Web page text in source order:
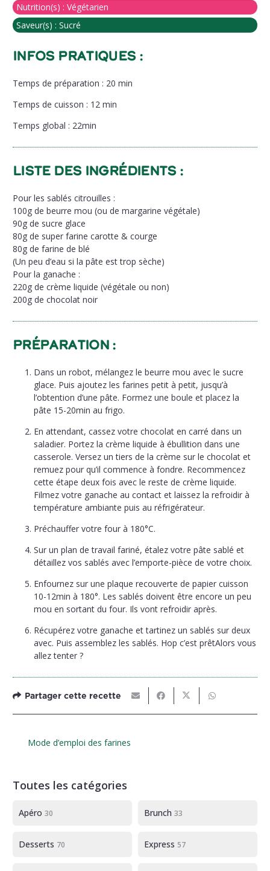
Nutrition(s) : Végétarien
Saveur(s) : Sucré
Infos pratiques :
Temps de préparation : 20 min
Temps de cuisson : 12 min
Temps global : 22min
Liste des ingrédients :
Pour les sablés citrouilles :
100g de beurre mou (ou de margarine végétale)
90g de sucre glace
80g de super farine carotte & courge
80g de farine de blé
(Un peu d’eau si la pâte est trop sèche)
Pour la ganache :
220g de crème liquide (végétale ou non)
200g de chocolat noir
Préparation :
Dans un robot, mélangez le beurre mou avec le sucre
glace. Puis ajoutez les farines petit à petit, jusqu’à
l’obtention d’une pâte. Formez une boule et placez la
pâte 15-20min au frigo.
En attendant, cassez votre chocolat en carré dans un
saladier. Portez la crème liquide à ébullition dans une
casserole. Versez un tiers de la crème sur le chocolat et
remuez pour qu’il commence à fondre. Recommencez
cette étape deux fois avec le reste de crème liquide.
Filmez votre ganache au contact et laissez la refroidir à
température ambiante puis au réfrigérateur.
Préchauffer votre four à 180°C.
Sur un plan de travail fariné, étalez votre pâte sablé et
détaillez vos sablés avec l’emporte-pièce de votre choix.
Enfournez sur une plaque recouverte de papier cuisson
10-12min à 180°. Les sablés doivent être encore un peu
mou en sortant du four. Ils vont refroidir après.
Récupérez votre ganache et tartinez un sablés sur deux
avec. Puis assemblez les sablés. Hop c’est prêtAlors vous
allez tenter ?
Partager cette recette
Mode d’emploi des farines
Toutes les catégories
Apéro 30 Brunch 33
Desserts 70 Express 57